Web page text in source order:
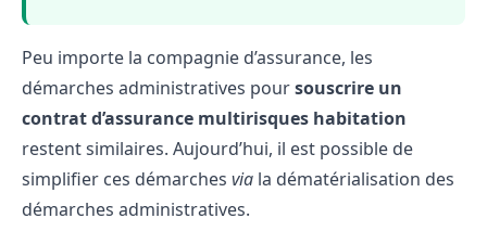
Peu importe la compagnie d’assurance, les
démarches administratives poursouscrire un
contrat d’assurance multirisques habitation
restent similaires. Aujourd’hui, il est possible de
simplifier ces démarches via la dématérialisation des
démarches administratives.